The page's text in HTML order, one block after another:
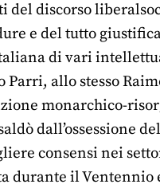
del discorso
e del tutto
di vari
Parri, allo stesso
monarchico-
dall’ossessione
consensi nei
durante il